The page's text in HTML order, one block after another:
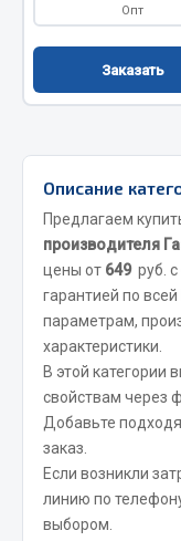
Пружины
Camozzi
Адаптеры и
Тройники
Трубки, муфты,
Угольники
Фитинги
Штуцеры
Весь раздел
Опт
Заказать
Описание
Предлагаем
производителя
цены от 649 руб.
гарантией по
параметрам,
характеристики.
В этой категории
свойствам через
Добавьте
заказ.
Если возникли
линию по
выбором.